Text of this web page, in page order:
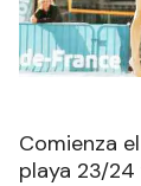
Comienza
playa 23/